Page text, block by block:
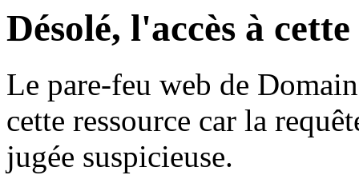
Désolé, l'accès à
Le pare-feu web de
cette ressource car la
jugée suspicieuse.